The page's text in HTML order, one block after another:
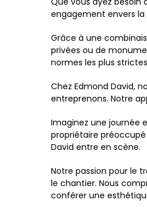
engagement envers
Grâce à une
privées ou de
normes les plus
Chez Edmond David,
entreprenons. Notre
Imaginez une journée
propriétaire
David entre en scène.
Notre passion pour le
le chantier. Nous
conférer une